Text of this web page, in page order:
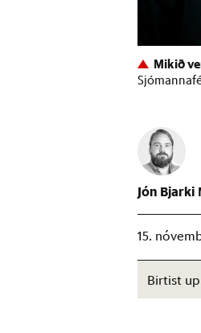
Mikið
Jón Bjarki
15.
Birtist